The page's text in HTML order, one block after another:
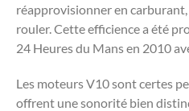
réapprovisionner en
rouler. Cette efficience a été
24 Heures du Mans en 2010
Les moteurs V10 sont certes
offrent une sonorité bien